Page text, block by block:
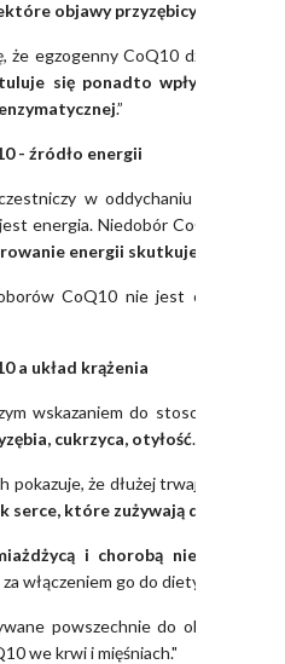
objawy przyzębicy
że egzogenny CoQ10 działa
się ponadto wpływ na
.”
- źródło energii
w oddychaniu
energia. Niedobór CoQ10
energii skutkuje
CoQ10 nie jest
a układ krążenia
wskazaniem do stosowania
cukrzyca, otyłość...”
pokazuje, że dłużej trwający
serce, które zużywają dużo
i chorobą
włączeniem go do diety."
powszechnie do obniżania
we krwi i mięśniach."